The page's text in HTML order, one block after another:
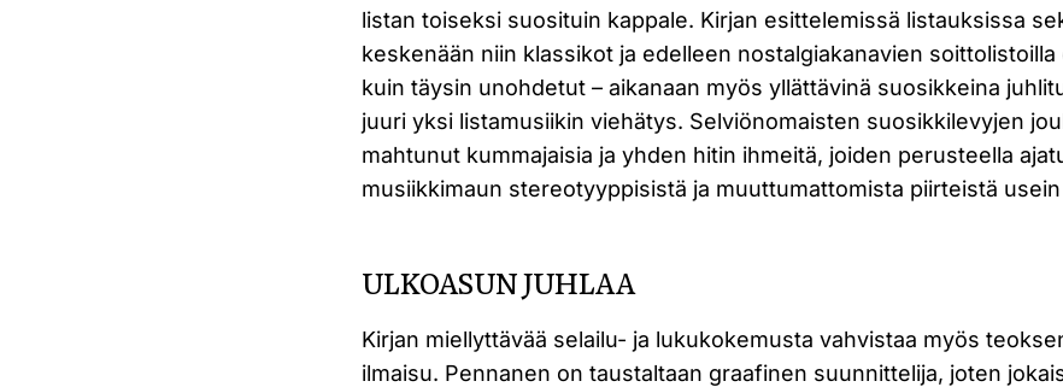
listan toiseksi suosituin kappale. Kirjan esittelemissä listauksissa
keskenään niin klassikot ja edelleen nostalgiakanavien
kuin täysin unohdetut – aikanaan myös yllättävinä suosikkeina
juuri yksi listamusiikin viehätys. Selviönomaisten suosikkilevyjen
mahtunut kummajaisia ja yhden hitin ihmeitä, joiden perusteella
musiikkimaun stereotyyppisistä ja muuttumattomista piirteistä
ULKOASUN JUHLAA
Kirjan miellyttävää selailu- ja lukukokemusta vahvistaa myös
ilmaisu. Pennanen on taustaltaan graafinen suunnittelija, joten